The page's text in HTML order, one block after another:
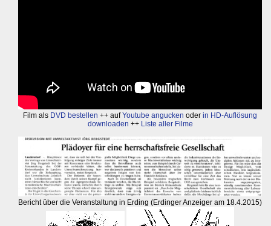
Film als DVD bestellen ++ aufYoutube angucken oderin HD-Auflösung
downloaden ++ Liste aller Filme
Bericht über die Veranstaltung in Erding (Erdinger Anzeiger am 18.4.2015)